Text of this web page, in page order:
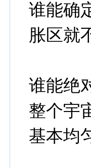
谁能确
胀区就
谁能绝
整个宇
基本均